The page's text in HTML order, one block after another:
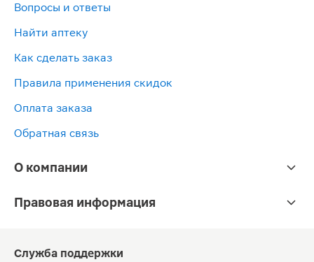
Вопросы и ответы
Найти аптеку
Как сделать заказ
Правила применения скидок
Оплата заказа
Обратная связь
О компании
Правовая информация
Служба поддержки